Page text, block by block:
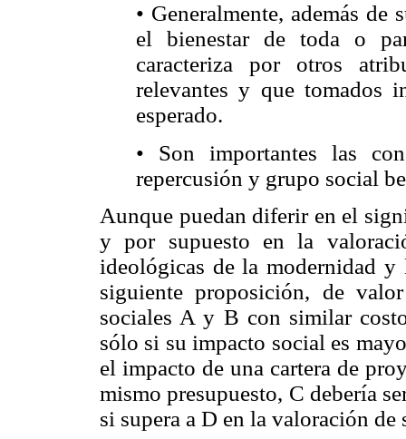
• Generalmente, además
el bienestar de toda o
caracteriza por otros
relevantes y que tomados
esperado.
• Son importantes las
repercusión y grupo social
Aunque puedan diferir en el
y por supuesto en la
ideológicas de la modernidad
siguiente proposición, de
sociales A y B con similar
sólo si su impacto social es
el impacto de una cartera de
mismo presupuesto, C debería
si supera a D en la valoración de